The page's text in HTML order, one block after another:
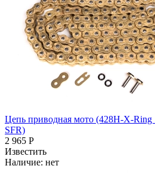
Цепь приводная мото (428H-X-Ring
SFR)
2 965 Р
Известить
Наличие: нет